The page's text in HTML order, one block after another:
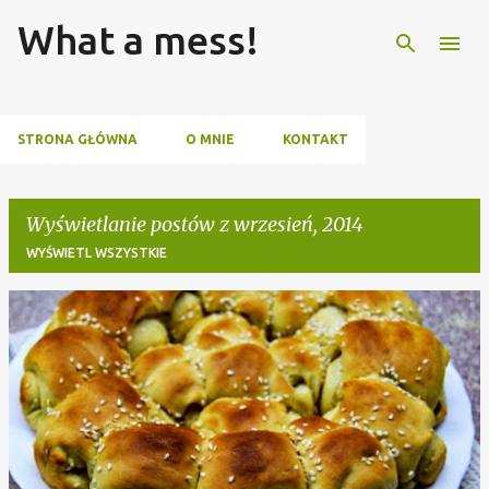
Przejdź do głównej zawartości
What a mess!
STRONA GŁÓWNA O MNIE KONTAKT
Wyświetlanie postów z wrzesień, 2014
WYŚWIETL WSZYSTKIE
P
o